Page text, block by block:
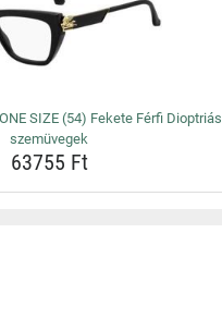
SIZE (54) Fekete Férfi Dioptriás
szemüvegek
63755 Ft